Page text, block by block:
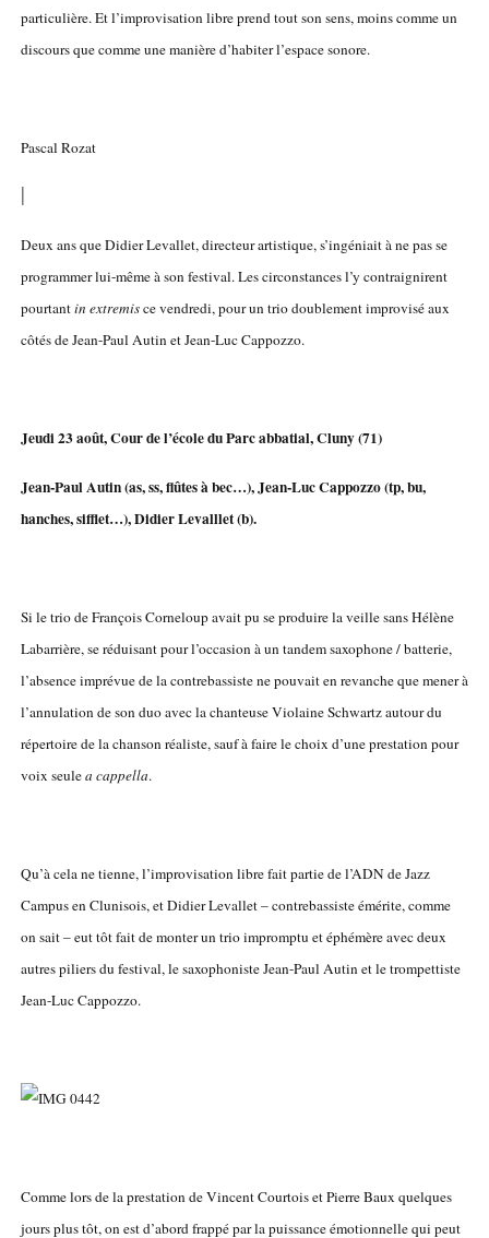
particulière. Et l’improvisation libre prend tout son sens, moins comme un
discours que comme une manière d’habiter l’espace sonore.
Pascal Rozat
Deux ans que Didier Levallet, directeur artistique, s’ingéniait à ne pas se
programmer lui-même à son festival. Les circonstances l’y contraignirent
pourtantin extremisce vendredi, pour un trio doublement improvisé aux
côtés de Jean-Paul Autin et Jean-Luc Cappozzo.
Jeudi 23 août, Cour de l’école du Parc abbatial, Cluny (71)
Jean-Paul Autin (as, ss, flûtes à bec…), Jean-Luc Cappozzo (tp, bu,
hanches, sifflet…), Didier Levalllet (b).
Si le trio de François Corneloup avait pu se produire la veille sans Hélène
Labarrière, se réduisant pour l’occasion à un tandem saxophone / batterie,
l’absence imprévue de la contrebassiste ne pouvait en revanche que mener à
l’annulation de son duo avec la chanteuse Violaine Schwartz autour du
répertoire de la chanson réaliste, sauf à faire le choix d’une prestation pour
voix seulea cappella.
Qu’à cela ne tienne, l’improvisation libre fait partie de l’ADN de Jazz
Campus en Clunisois, et Didier Levallet – contrebassiste émérite, comme
on sait – eut tôt fait de monter un trio impromptu et éphémère avec deux
autres piliers du festival, le saxophoniste Jean-Paul Autin et le trompettiste
Jean-Luc Cappozzo.
Comme lors de la prestation de Vincent Courtois et Pierre Baux quelques
jours plus tôt, on est d’abord frappé par la puissance émotionnelle qui peut